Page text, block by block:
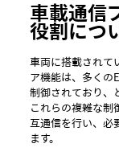
車載通信
役割につ
車両に搭載されて
ア機能は、多く
制御されており、
これらの複雑な制
互通信を行い、必
ます。